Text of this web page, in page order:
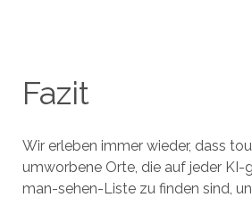
Fazit
Wir erleben immer wieder, dass
umworbene Orte, die auf jeder KI-
man-sehen-Liste zu finden sind,